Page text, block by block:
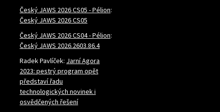
Český JAWS 2026 CS05 - Pélion:
Český JAWS 2026 CS05
Český JAWS 2026 CS04 - Pélion:
Český JAWS 2026.2603.86.4
Radek Pavlíček: Jarní Agora
2023: pestrý program opět
představí řadu
technologických novinek i
osvědčených řešení